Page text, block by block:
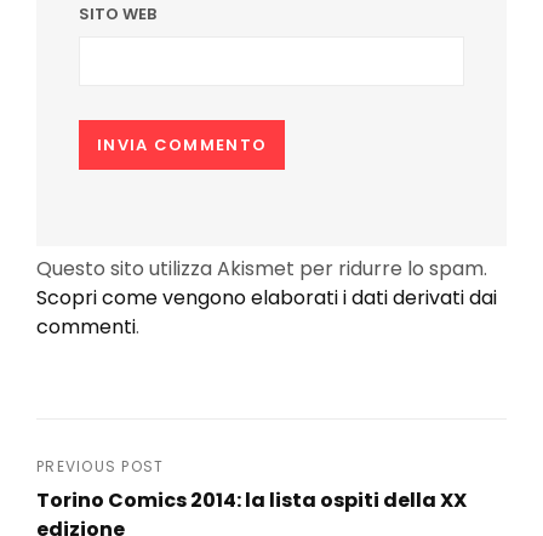
SITO WEB
Questo sito utilizza Akismet per ridurre lo spam.
Scopri come vengono elaborati i dati derivati dai
commenti.
Navigazione
articoli
PREVIOUS POST
Torino Comics 2014: la lista ospiti della XX
edizione